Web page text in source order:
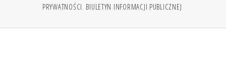
PRYWATNOŚCI BIULETYN INFORMACJI PUBLICZNEJ